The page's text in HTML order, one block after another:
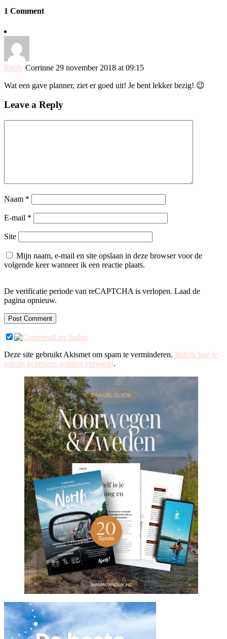
1 Comment
Reply Corrinne 29 november 2018 at 09:15
Wat een gave planner, ziet er goed uit! Je bent lekker bezig! 😉
Leave a Reply
Naam *
E-mail *
Site
Mijn naam, e-mail en site opslaan in deze browser voor de
volgende keer wanneer ik een reactie plaats.
De verificatie periode van reCAPTCHA is verlopen. Laad de
pagina opnieuw.
Deze site gebruikt Akismet om spam te verminderen. Bekijk hoe je
reactie gegevens worden verwerkt.